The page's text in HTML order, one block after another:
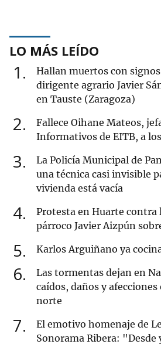
LO MÁS LEÍDO
1
Hallan muertos con
dirigente agrario Javier
en Tauste (Zaragoza)
2
Fallece Oihane Mateos,
Informativos de EITB, a
3
La Policía Municipal de
una técnica casi invisible
vivienda está vacía
4
Protesta en Huarte contra
párroco Javier Aizpún
5 Karlos Arguiñano ya
6
Las tormentas dejan en
caídos, daños y
norte
7
El emotivo homenaje de
Sonorama Ribera: